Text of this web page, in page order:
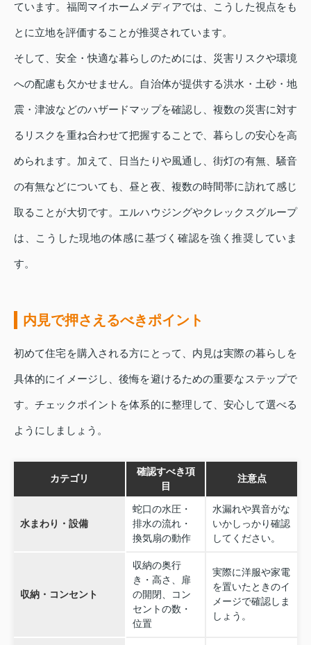
ています。福岡マイホームメディアでは、こうした視点をも
とに立地を評価することが推奨されています。
そして、安全・快適な暮らしのためには、災害リスクや環境
への配慮も欠かせません。自治体が提供する洪水・土砂・地
震・津波などのハザードマップを確認し、複数の災害に対す
るリスクを重ね合わせて把握することで、暮らしの安心を高
められます。加えて、日当たりや風通し、街灯の有無、騒音
の有無などについても、昼と夜、複数の時間帯に訪れて感じ
取ることが大切です。エルハウジングやクレックスグループ
は、こうした現地の体感に基づく確認を強く推奨していま
す。
内見で押さえるべきポイント
初めて住宅を購入される方にとって、内見は実際の暮らしを
具体的にイメージし、後悔を避けるための重要なステップで
す。チェックポイントを体系的に整理して、安心して選べる
ようにしましょう。
カテゴリ
確認すべき項
目
注意点
水まわり・設備
蛇口の水圧・
排水の流れ・
換気扇の動作
水漏れや異音がな
いかしっかり確認
してください。
収納・コンセント
収納の奥行
き・高さ、扉
の開閉、コン
セントの数・
位置
実際に洋服や家電
を置いたときのイ
メージで確認しま
しょう。